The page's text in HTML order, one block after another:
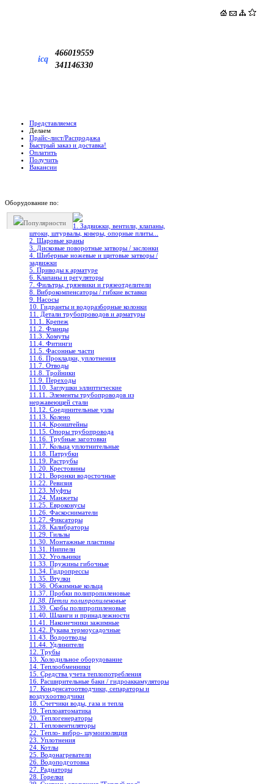
icq
466019559
341146330
Представляемся
Делаем
Прайс-лист/Распродажа
Быстрый заказ и доставка!
Оплатить
Получить
Вакансии
Оборудование по:
Популярности
1. Задвижки, вентили, клапаны,
штоки, штурвалы, коверы, опорные плиты...
2. Шаровые краны
3. Дисковые поворотные затворы / заслонки
4. Шиберные ножевые и щитовые затворы /
задвижки
5. Приводы к арматуре
6. Клапаны и регуляторы
7. Фильтры, грязевики и грязеотделители
8. Виброкомпенсаторы / гибкие вставки
9. Насосы
10. Гидранты и водоразборные колонки
11. Детали трубопроводов и арматуры
11.1. Крепеж
11.2. Фланцы
11.3. Хомуты
11.4. Фитинги
11.5. Фасонные части
11.6. Прокладки, уплотнения
11.7. Отводы
11.8. Тройники
11.9. Переходы
11.10. Заглушки эллиптические
11.11. Элементы трубопроводов из
нержавеющей стали
11.12. Соединительные узлы
11.13. Колено
11.14. Кронштейны
11.15. Опоры трубопровода
11.16. Трубные заготовки
11.17. Кольца уплотнительные
11.18. Патрубки
11.19. Раструбы
11.20. Крестовины
11.21. Воронки водосточные
11.22. Ревизия
11.23. Муфты
11.24. Манжеты
11.25. Евроконусы
11.26. Фаскосниматели
11.27. Фиксаторы
11.28. Калибраторы
11.29. Гильзы
11.30. Монтажные пластины
11.31. Ниппели
11.32. Угольники
11.33. Пружины гибочные
11.34. Гидропрессы
11.35. Втулки
11.36. Обжимные кольца
11.37. Пробки полипропиленовые
11.38. Петли полипропиленовые
11.39. Скобы полипропиленовые
11.40. Шланги и принадлежности
11.41. Наконечники зажимные
11.42. Рукава термоусадочные
11.43. Водоотводы
11.44. Удлинители
12. Трубы
13. Холодильное oборудование
14. Теплообменники
15. Средства учета теплопотребления
16. Расширительные баки / гидроаккамуляторы
17. Конденсатоотводчики, сепараторы и
воздухоотводчики
18. Счетчики воды, газа и тепла
19. Теплоавтоматика
20. Теплогенераторы
21. Тепловентиляторы
22. Тепло- вибро- шумоизоляция
23. Уплотнения
24. Котлы
25. Водонагреватели
26. Водоподготовка
27. Радиаторы
28. Горелки